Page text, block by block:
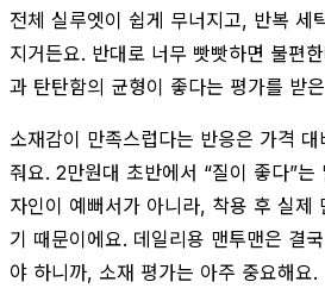
전체 실루엣이 쉽게 무너지고, 반복 세
지거든요. 반대로 너무 빳빳하면 불편
과 탄탄함의 균형이 좋다는 평가를 받
소재감이 만족스럽다는 반응은 가격
줘요. 2만원대 초반에서 “질이 좋다”
자인이 예뻐서가 아니라, 착용 후 실제
기 때문이에요. 데일리용 맨투맨은 결
야 하니까, 소재 평가는 아주 중요해요.